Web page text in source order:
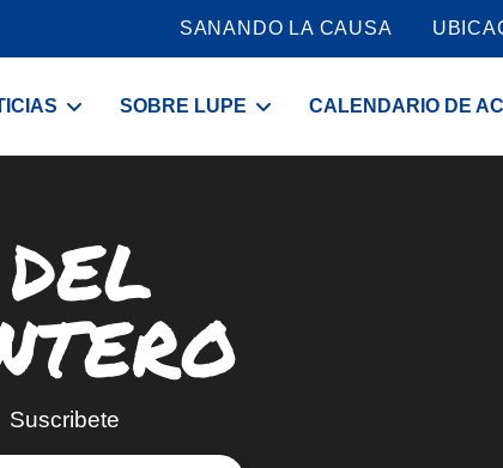
SANANDO LA CAUSA
SOBRE LUPE CALENDARIO DE
Suscribete